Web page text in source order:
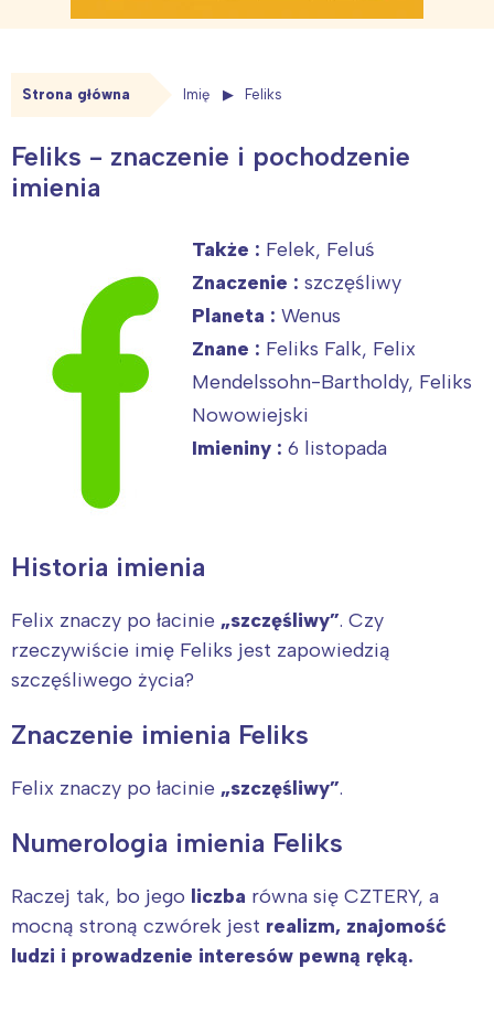
Strona główna Imię Feliks
Feliks - znaczenie i pochodzenie
imienia
Także : Felek, Feluś
Znaczenie : szczęśliwy
Planeta : Wenus
Znane : Feliks Falk, Felix
Mendelssohn-Bartholdy, Feliks
Nowowiejski
Imieniny : 6 listopada
Historia imienia
Felix znaczy po łacinie „szczęśliwy”. Czy
rzeczywiście imię Feliks jest zapowiedzią
szczęśliwego życia?
Znaczenie imienia Feliks
Felix znaczy po łacinie „szczęśliwy”.
Numerologia imienia Feliks
Raczej tak, bo jego liczba równa się CZTERY, a
mocną stroną czwórek jest realizm, znajomość
ludzi i prowadzenie interesów pewną ręką.